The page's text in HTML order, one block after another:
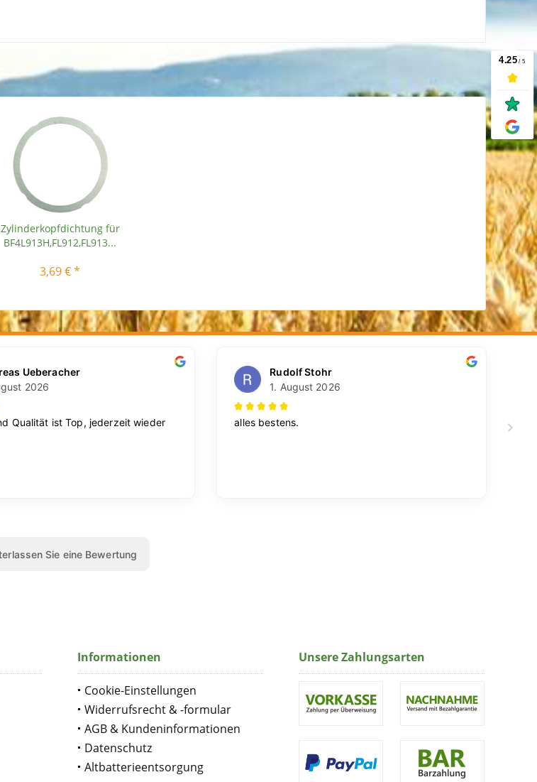
Zylinderkopfdichtung für
BF4L913H,FL912,FL913...
3,69 € *
Informationen
Cookie-Einstellungen
Widerrufsrecht & -formular
AGB & Kundeninformationen
Datenschutz
Altbatterieentsorgung
Unsere Zahlungsarten